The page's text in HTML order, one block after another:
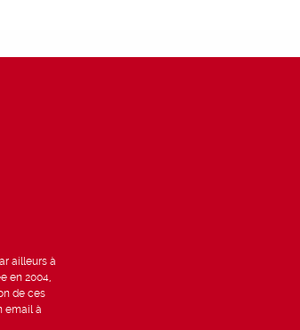
ailleurs à
en 2004,
de ces
email à